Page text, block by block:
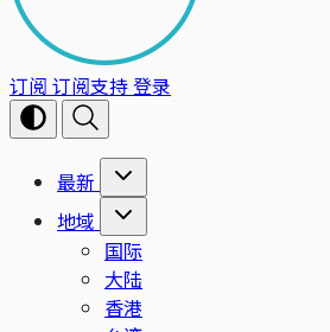
订阅 订阅支持登录
最新
地域
国际
大陆
香港